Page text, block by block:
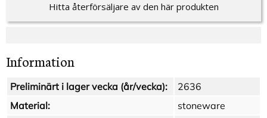
Hitta återförsäljare av den här produkten
Information
Preliminärt i lager vecka (år/vecka):
2636
Material:
stoneware